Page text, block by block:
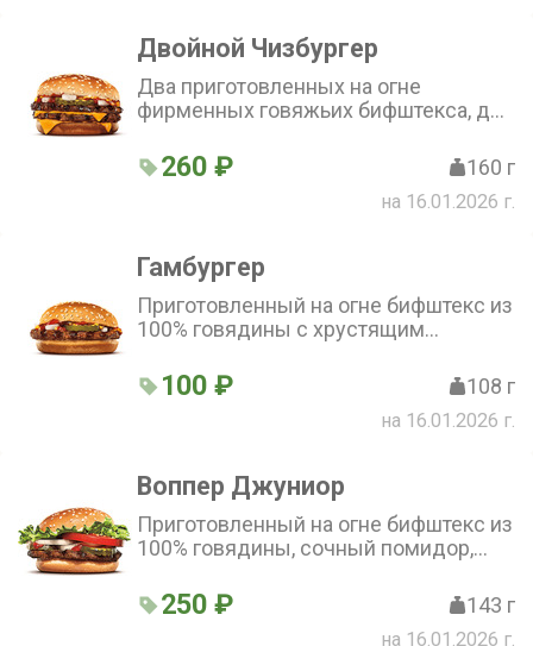
Двойной Чизбургер
Два приготовленных на огне
фирменных говяжьих бифштекса, два
хрустящий маринованный огурчик,
лук, горчица и кетчуп. И все это в
подрумяненной и посыпанной
260 ₽ 160 г
на 16.01.2026 г.
Гамбургер
Приготовленный на огне бифштекс из
100% говядины с хрустящим
луком, горчицей и кетчупом в
подрумяненной булочке с кунжутом.
100 ₽ 108 г
на 16.01.2026 г.
Воппер Джуниор
Приготовленный на огне бифштекс из
100% говядины, сочный помидор,
майонез, хрустящий огурчик и
свежий лук на мягкой булочке,
250 ₽ 143 г
на 16.01.2026 г.